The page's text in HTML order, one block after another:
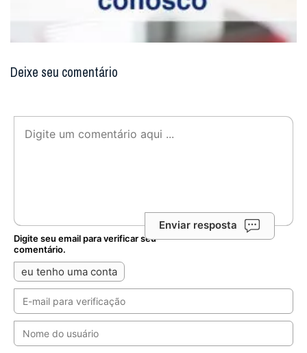
Deixe seu comentário
Enviar resposta
Digite seu email para verificar seu
comentário.
eu tenho uma conta